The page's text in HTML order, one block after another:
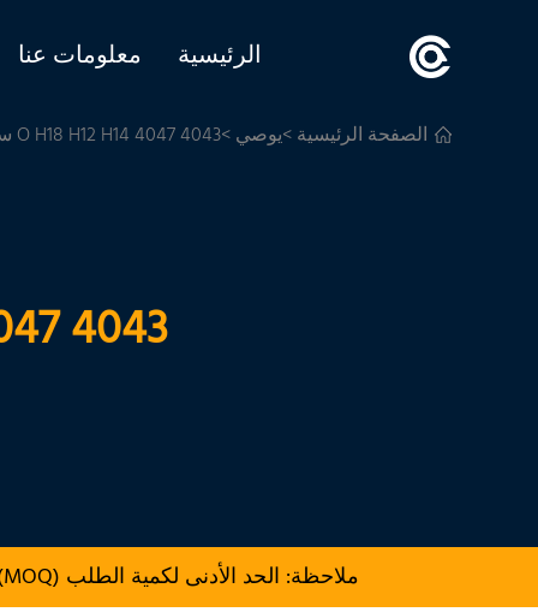
الرئيسية معلومات عنا
الصفحة الرئيسية>يوصي>4043 4047 O H18 H12 H14 سلك ألومنيوم للحام
4043 4047 O H18 H12 H14 سلك ألومنيوم للحام
ملاحظة: الحد الأدنى لكمية الطلب (MOQ) للإنتاج هو 500 kg.